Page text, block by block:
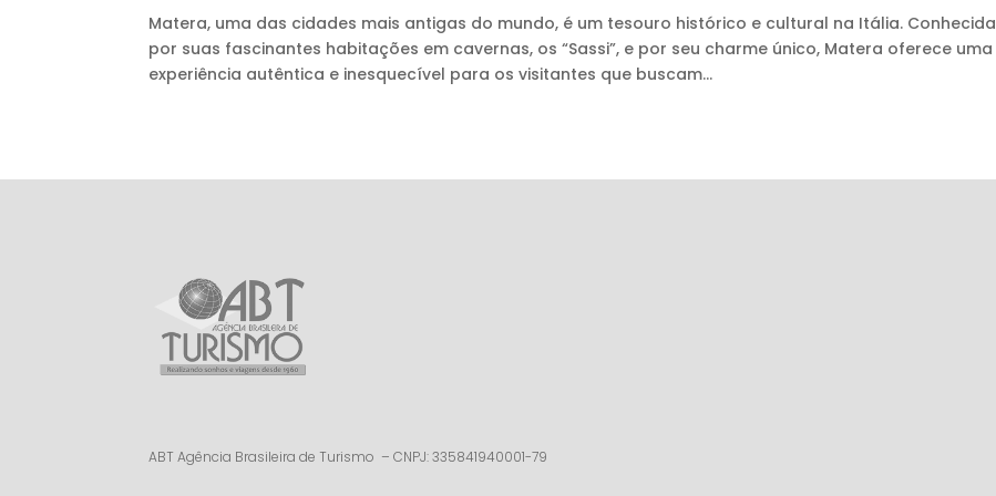
Matera, uma das cidades mais antigas do mundo, é um tesouro histórico e cultural na Itália. Conhecida
por suas fascinantes habitações em cavernas, os “Sassi”, e por seu charme único, Matera oferece uma
experiência autêntica e inesquecível para os visitantes que buscam...
ABT Agência Brasileira de Turismo – CNPJ: 335841940001-79